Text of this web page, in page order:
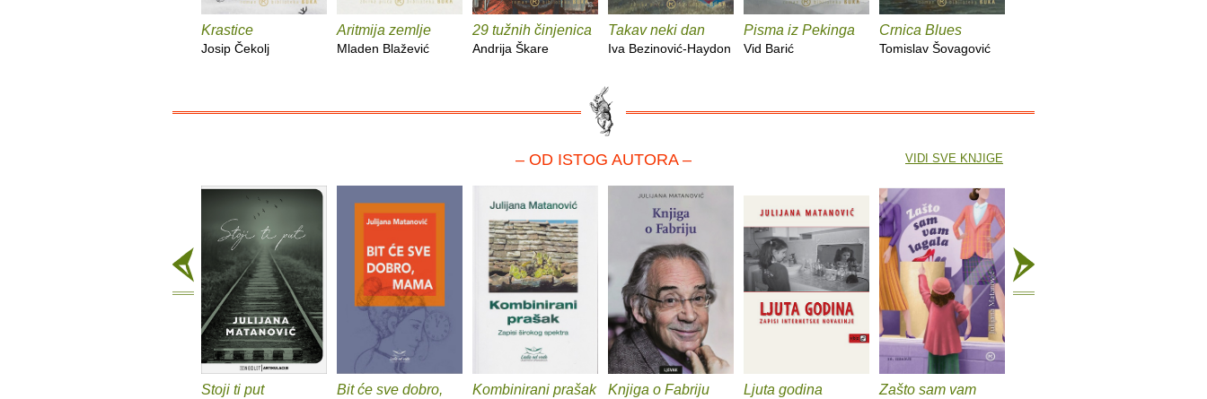
Krastice
Josip Čekolj
Aritmija zemlje
Mladen Blažević
29 tužnih činjenica
Andrija Škare
Takav neki dan
Iva Bezinović-Haydon
Pisma iz Pekinga
Vid Barić
Crnica Blues
Tomislav Šovagović
– OD ISTOG AUTORA –
Stoji ti put
Bit će sve dobro,
Kombinirani prašak Knjiga o Fabriju Ljuta godina
Zašto sam vam
VIDI SVE KNJIGE